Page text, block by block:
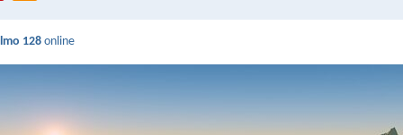
128 online